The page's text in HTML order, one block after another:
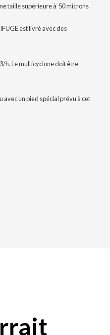
taille supérieure à 50 microns
est livré avec des
h. Le multicyclone doit être
avec un pied spécial prévu à cet